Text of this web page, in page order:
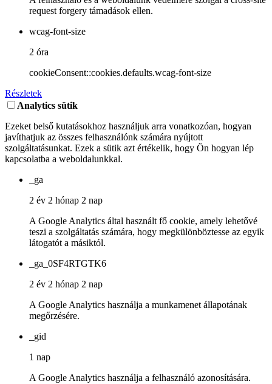
request forgery támadások ellen.
wcag-font-size
2 óra
cookieConsent::cookies.defaults.wcag-font-size
Részletek
Analytics sütik
Ezeket belső kutatásokhoz használjuk arra vonatkozóan, hogyan
javíthatjuk az összes felhasználónk számára nyújtott
szolgáltatásunkat. Ezek a sütik azt értékelik, hogy Ön hogyan lép
kapcsolatba a weboldalunkkal.
_ga
2 év 2 hónap 2 nap
A Google Analytics által használt fő cookie, amely lehetővé
teszi a szolgáltatás számára, hogy megkülönböztesse az egyik
látogatót a másiktól.
_ga_0SF4RTGTK6
2 év 2 hónap 2 nap
A Google Analytics használja a munkamenet állapotának
megőrzésére.
_gid
1 nap
A Google Analytics használja a felhasználó azonosítására.